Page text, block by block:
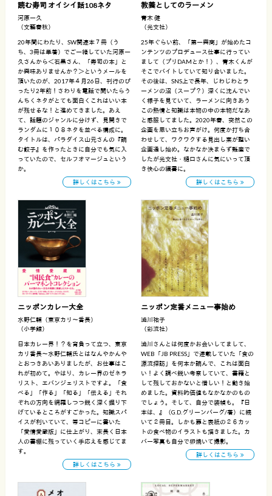
読む寿司 オイシイ話108ネタ
河原一久
（文藝春秋）
20年間にわたり、SW関連本７冊（う
ち、3冊は単著）でご一緒していた河原一
久さんから＜石黒さん、「寿司の本」と
か興味ありませんか？＞というメールを
頂いたのが、2017年４月26日、刊行のぴ
ったり2年前！さわりを電話で聞いたらう
んちくネタがとても面白くこれはいい本
が残せるな！と進めてきました。あえ
て、話題のジャンルに分けず、見開きで
ランダムに１０８ネタを並べる構成に。
タイトルは、パラダイス山元さんの『読
む餃子』を作ったときに自分でも気に入
っていたので、セルフオマージュという
か。
詳しくはこちら
教養としてのラーメン
青木 健
（光文社）
25年ぐらい前、「第一興商」が始めたコ
ンテンツのプロデュース仕事に行ってい
まして（プリDAMとか！）、青木くんが
そこでバイトしていて知り合いました。
その後は、SNS上で長年、じわじわとラ
ーメンの沼（スープ？）深くに沈んでい
く様子を見ていて、ラーメンに向きあう
この熱情と知識は本物の中の本物だなあ
と感服してました。2020年春、突然この
企画を思い立ちお声がけ。何度か打ち合
わせして、ワクワクする見出し案が整い
企画通し始め。なかなか決まらず難産で
したが光文社・樋口さんに気にいって頂
き快心の編書に。
詳しくはこちら
ニッポンカレー大全
水野仁輔（東京カリ〜番長）
（小学館）
日本カレー界！？を背負って立つ、東京
カリ番長〜水野仁輔氏とはなんやかんや
とおつきあいありましたが、お仕事はこ
れが初めて。やはり、カレー界のゼネラ
リスト、エバンジェリストですよ。「食
べる」「作る」「知る」「伝える」それ
ぞれの方向を網羅しつつ鋭く深く掘り下
げているところがすごかった。知識スパ
イスが利いていて、帯コピーに書いた
「愛情愛蔵版」に仕上がり、末長く日本
人の書棚に残っていく手応えを感じてま
す。
詳しくはこちら
ニッポン定番メニュー事始め
澁川祐子
（彩流社）
澁川さんとは何度かお会いしてまして、
WEB「JB PRESS」で連載していた「食の
源流探訪」を何本か読んで、これは面白
い！よく調べ鋭い考察していて、書籍と
して残しておかないと惜しい！と動き始
めました。資料的価値もなかなかのもの
でしょう。そして、自分で装幀も。『日
本は、』（G.D.グリーンバーグ/著）に続
いて２冊目。しかも扉と表紙の２６カッ
トの食べ物のイラストも描きました。カ
バー写真も自分で卵焼いて撮影。
詳しくはこちら